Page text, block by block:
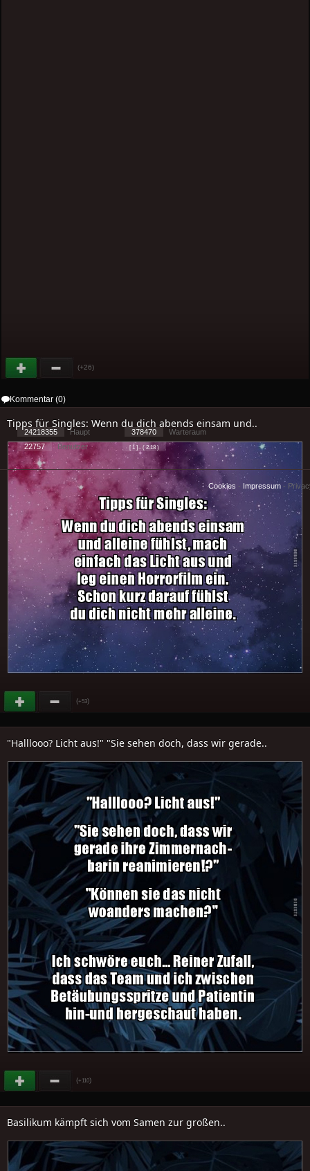
(+26)
Kommentar (0)
Tipps für Singles: Wenn du dich abends einsam und..
(+53)
"Halllooo? Licht aus!" "Sie sehen doch, dass wir gerade..
(+110)
Basilikum kämpft sich vom Samen zur großen..
24218355 Haupt 378470
Warteraum
22757
Benutzer [ 1 ] - ( 2.18 )
Cookies - Impressum -